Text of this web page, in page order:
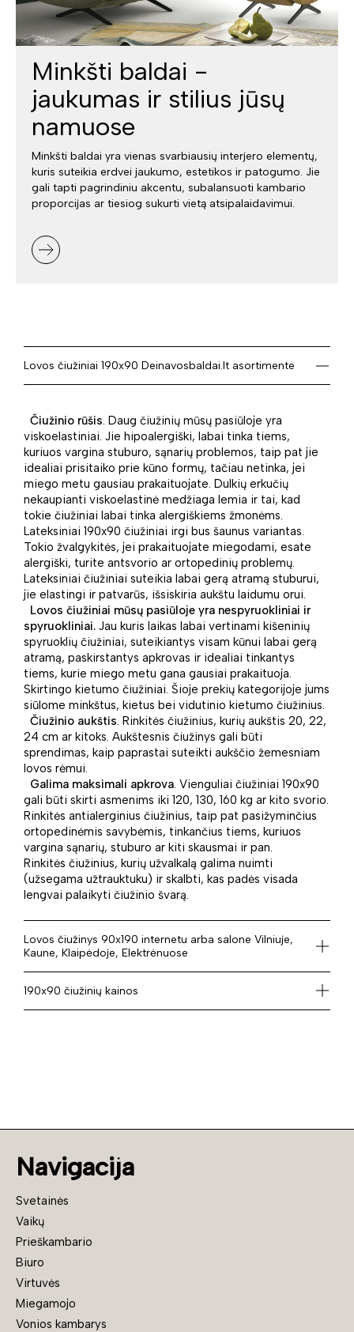
Minkšti baldai -
jaukumas ir stilius jūsų
namuose
Minkšti baldai yra vienas svarbiausių interjero elementų,
kuris suteikia erdvei jaukumo, estetikos ir patogumo. Jie
gali tapti pagrindiniu akcentu, subalansuoti kambario
proporcijas ar tiesiog sukurti vietą atsipalaidavimui.
Lovos čiužiniai 190x90 Deinavosbaldai.lt asortimente
Čiužinio rūšis. Daug čiužinių mūsų pasiūloje yra
viskoelastiniai. Jie hipoalergiški, labai tinka tiems,
kuriuos vargina stuburo, sąnarių problemos, taip pat jie
idealiai prisitaiko prie kūno formų, tačiau netinka, jei
miego metu gausiau prakaituojate. Dulkių erkučių
nekaupianti viskoelastinė medžiaga lemia ir tai, kad
tokie čiužiniai labai tinka alergiškiems žmonėms.
Lateksiniai 190x90 čiužiniai irgi bus šaunus variantas.
Tokio žvalgykitės, jei prakaituojate miegodami, esate
alergiški, turite antsvorio ar ortopedinių problemų.
Lateksiniai čiužiniai suteikia labai gerą atramą stuburui,
jie elastingi ir patvarūs, išsiskiria aukštu laidumu orui.
Lovos čiužiniai mūsų pasiūloje yra nespyruokliniai ir
spyruokliniai. Jau kuris laikas labai vertinami kišeninių
spyruoklių čiužiniai, suteikiantys visam kūnui labai gerą
atramą, paskirstantys apkrovas ir idealiai tinkantys
tiems, kurie miego metu gana gausiai prakaituoja.
Skirtingo kietumo čiužiniai. Šioje prekių kategorijoje jums
siūlome minkštus, kietus bei vidutinio kietumo čiužinius.
Čiužinio aukštis. Rinkitės čiužinius, kurių aukštis 20, 22,
24 cm ar kitoks. Aukštesnis čiužinys gali būti
sprendimas, kaip paprastai suteikti aukščio žemesniam
lovos rėmui.
Galima maksimali apkrova. Vienguliai čiužiniai 190x90
gali būti skirti asmenims iki 120, 130, 160 kg ar kito svorio.
Rinkitės antialerginius čiužinius, taip pat pasižyminčius
ortopedinėmis savybėmis, tinkančius tiems, kuriuos
vargina sąnarių, stuburo ar kiti skausmai ir pan.
Rinkitės čiužinius, kurių užvalkalą galima nuimti
(užsegama užtrauktuku) ir skalbti, kas padės visada
lengvai palaikyti čiužinio švarą.
Lovos čiužinys 90x190 internetu arba salone Vilniuje,
Kaune, Klaipėdoje, Elektrėnuose
190x90 čiužinių kainos
Navigacija
Svetainės
Vaikų
Prieškambario
Biuro
Virtuvės
Miegamojo
Vonios kambarys